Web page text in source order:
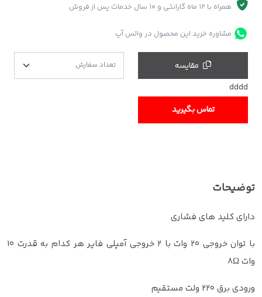
همراه با 12 ماه گارانتی و 10 سال خدمات پس از فروش
مشاوره خرید این محصول در واتس آپ
مقایسه
dddd
تماس بگیرید
توضیحات
دارای کلید های فشاری
با توان خروجی ۲۰ وات با ۲ خروجی آمپلی فایر هر کدام به قدرت ۱۰
وات ۸Ω
ورودی برق ۲۲۰ ولت مستقیم